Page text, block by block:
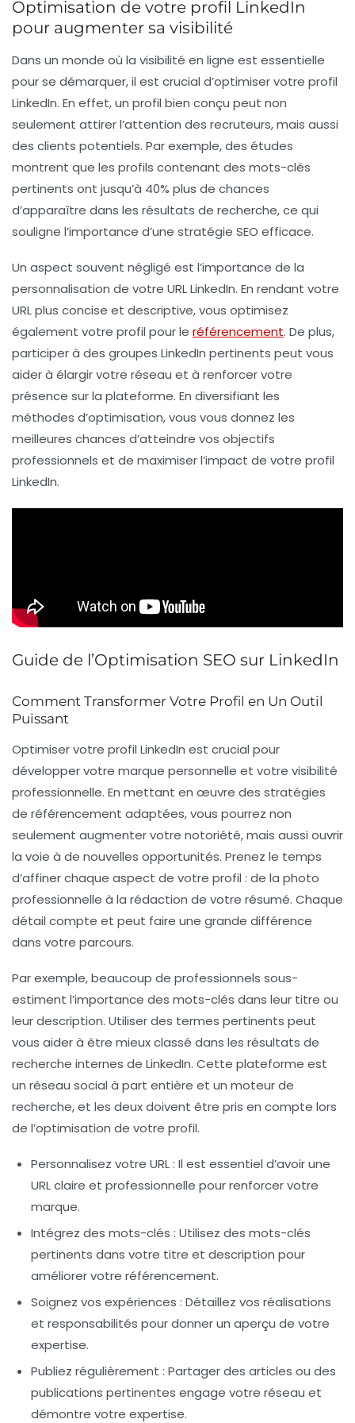
Optimisation de votre profil LinkedIn
pour augmenter sa visibilité
Dans un monde où la visibilité en ligne est essentielle
pour se démarquer, il est crucial d’optimiser votre profil
LinkedIn. En effet, un profil bien conçu peut non
seulement attirer l’attention des recruteurs, mais aussi
des clients potentiels. Par exemple, des études
montrent que les profils contenant des mots-clés
pertinents ont jusqu’à 40% plus de chances
d’apparaître dans les résultats de recherche, ce qui
souligne l’importance d’une stratégie SEO efficace.
Un aspect souvent négligé est l’importance de la
personnalisation de votre URL LinkedIn. En rendant votre
URL plus concise et descriptive, vous optimisez
également votre profil pour le référencement. De plus,
participer à des groupes LinkedIn pertinents peut vous
aider à élargir votre réseau et à renforcer votre
présence sur la plateforme. En diversifiant les
méthodes d’optimisation, vous vous donnez les
meilleures chances d’atteindre vos objectifs
professionnels et de maximiser l’impact de votre profil
LinkedIn.
Guide de l’Optimisation SEO sur LinkedIn
Comment Transformer Votre Profil en Un Outil
Puissant
Optimiser votre profil LinkedIn est crucial pour
développer votre marque personnelle et votre visibilité
professionnelle. En mettant en œuvre des stratégies
de référencement adaptées, vous pourrez non
seulement augmenter votre notoriété, mais aussi ouvrir
la voie à de nouvelles opportunités. Prenez le temps
d’affiner chaque aspect de votre profil : de la photo
professionnelle à la rédaction de votre résumé. Chaque
détail compte et peut faire une grande différence
dans votre parcours.
Par exemple, beaucoup de professionnels sous-
estiment l’importance des mots-clés dans leur titre ou
leur description. Utiliser des termes pertinents peut
vous aider à être mieux classé dans les résultats de
recherche internes de LinkedIn. Cette plateforme est
un réseau social à part entière et un moteur de
recherche, et les deux doivent être pris en compte lors
de l’optimisation de votre profil.
Personnalisez votre URL: Il est essentiel d’avoir une
URL claire et professionnelle pour renforcer votre
marque.
Intégrez des mots-clés : Utilisez des mots-clés
pertinents dans votre titre et description pour
améliorer votre référencement.
Soignez vos expériences : Détaillez vos réalisations
et responsabilités pour donner un aperçu de votre
expertise.
Publiez régulièrement : Partager des articles ou des
publications pertinentes engage votre réseau et
démontre votre expertise.